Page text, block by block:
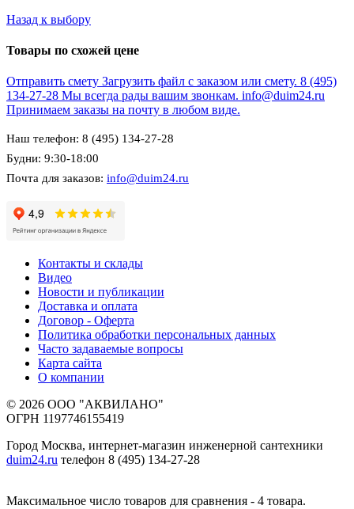
Назад к выбору
Товары по схожей цене
Отправить смету Загрузить файл с заказом или смету. 8 (495)
134-27-28 Мы всегда рады вашим звонкам. info@duim24.ru
Принимаем заказы на почту в любом виде.
Наш телефон: 8 (495) 134-27-28
Будни: 9:30-18:00
Почта для заказов: info@duim24.ru
Контакты и склады
Видео
Новости и публикации
Доставка и оплата
Договор - Оферта
Политика обработки персональных данных
Часто задаваемые вопросы
Карта сайта
О компании
© 2026 ООО "АКВИЛАНО"
ОГРН 1197746155419
Город Москва, интернет-магазин инженерной сантехники
duim24.ru телефон 8 (495) 134-27-28
Максимальное число товаров для сравнения - 4 товара.